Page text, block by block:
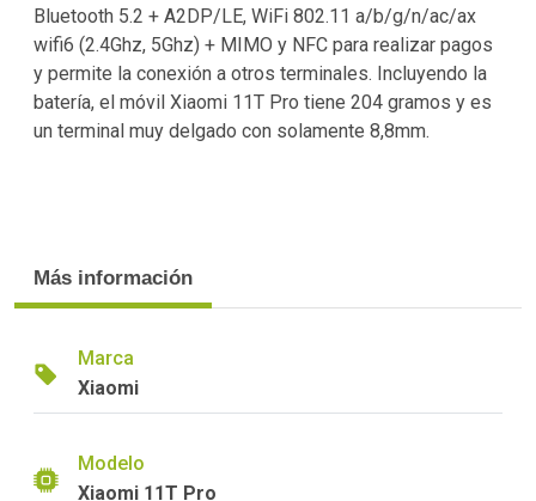
Bluetooth 5.2 + A2DP/LE, WiFi 802.11 a/b/g/n/ac/ax
wifi6 (2.4Ghz, 5Ghz) + MIMO y NFC para realizar pagos
y permite la conexión a otros terminales. Incluyendo la
batería, el móvil Xiaomi 11T Pro tiene 204 gramos y es
un terminal muy delgado con solamente 8,8mm.
Más información
Marca
Xiaomi
Modelo
Xiaomi 11T Pro